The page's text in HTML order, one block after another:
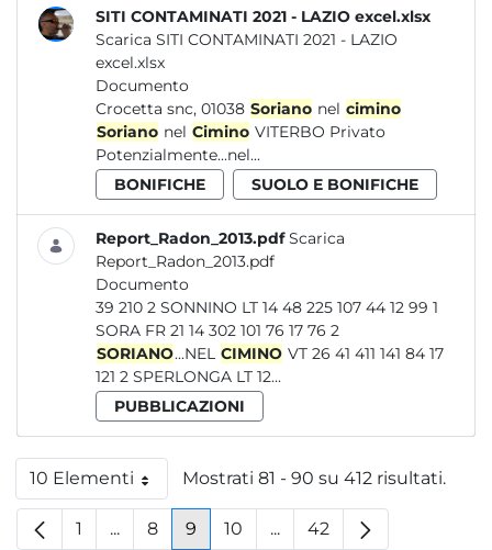
SITI CONTAMINATI 2021 - LAZIO excel.xlsx
Scarica SITI CONTAMINATI 2021 - LAZIO
excel.xlsx
Documento
Crocetta snc, 01038 Soriano nel cimino
Soriano nel Cimino VITERBO Privato
Potenzialmente...nel...
BONIFICHE
SUOLO E BONIFICHE
Report_Radon_2013.pdf Scarica
Report_Radon_2013.pdf
Documento
39 210 2 SONNINO LT 14 48 225 107 44 12 99 1
SORA FR 21 14 302 101 76 17 76 2
SORIANO...NEL CIMINO VT 26 41 411 141 84 17
121 2 SPERLONGA LT 12...
PUBBLICAZIONI
10 ElementiPer paginaMostrati 81 - 90 su 412 risultati.
Pagina
1 ...Pagine intermedie
Pagina
8 Pagina
9 Pagina
10 ...Pagine intermedie
Pagina
42